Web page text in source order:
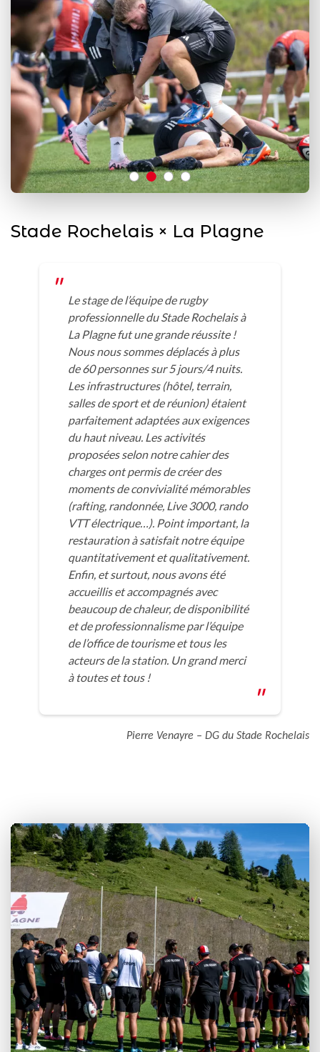
Stade Rochelais × La Plagne
Le stage de l’équipe de rugby
professionnelle du Stade Rochelais à
La Plagne fut une grande réussite !
Nous nous sommes déplacés à plus
de 60 personnes sur 5 jours/4 nuits.
Les infrastructures (hôtel, terrain,
salles de sport et de réunion) étaient
parfaitement adaptées aux exigences
du haut niveau. Les activités
proposées selon notre cahier des
charges ont permis de créer des
moments de convivialité mémorables
(rafting, randonnée, Live 3000, rando
VTT électrique…). Point important, la
restauration à satisfait notre équipe
quantitativement et qualitativement.
Enfin, et surtout, nous avons été
accueillis et accompagnés avec
beaucoup de chaleur, de disponibilité
et de professionnalisme par l’équipe
de l’office de tourisme et tous les
acteurs de la station. Un grand merci
à toutes et tous !
Pierre Venayre – DG du Stade Rochelais